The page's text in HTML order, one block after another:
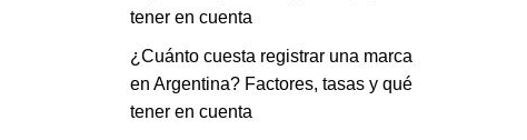
tener en cuenta
¿Cuánto cuesta registrar una marca
en Argentina? Factores, tasas y qué
tener en cuenta